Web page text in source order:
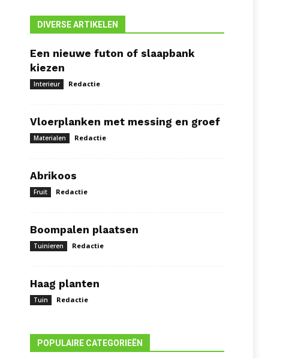
DIVERSE ARTIKELEN
Een nieuwe futon of slaapbank
kiezen
Interieur Redactie
Vloerplanken met messing en groef
Materialen Redactie
Abrikoos
Fruit Redactie
Boompalen plaatsen
Tuinieren Redactie
Haag planten
Tuin Redactie
POPULAIRE CATEGORIEËN